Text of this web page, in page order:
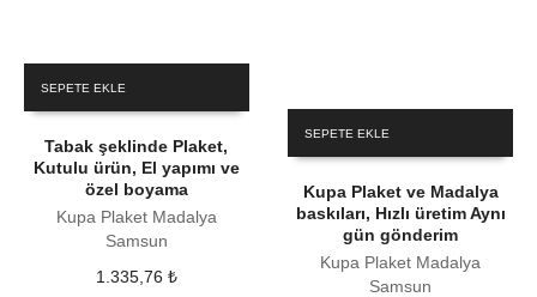
SEPETE EKLE
Tabak şeklinde Plaket,
Kutulu ürün, El yapımı ve
özel boyama
Kupa Plaket Madalya
Samsun
1.335,76 ₺
SEPETE EKLE
Kupa Plaket ve Madalya
baskıları, Hızlı üretim Aynı
gün gönderim
Kupa Plaket Madalya
Samsun